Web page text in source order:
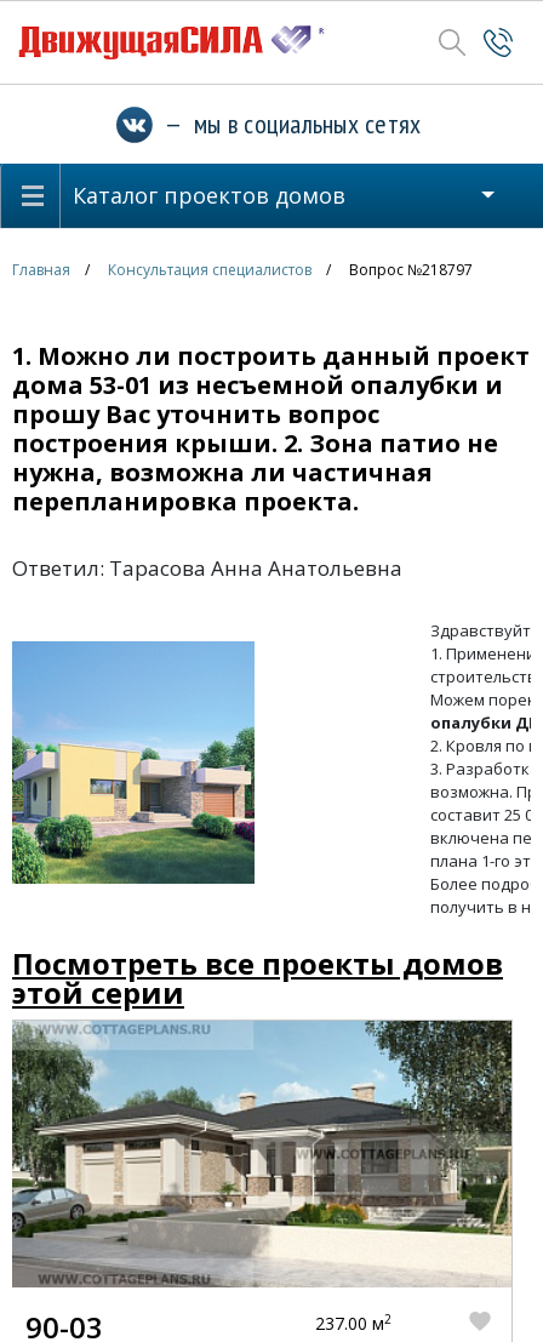
— мы в социальных сетях
Каталог проектов домов
Главная Консультация специалистов Вопрос №218797
1. Можно ли построить данный проект
дома 53-01 из несъемной опалубки и
прошу Вас уточнить вопрос
построения крыши. 2. Зона патио не
нужна, возможна ли частичная
перепланировка проекта.
Ответил: Тарасова Анна Анатольевна
1.
Можем
опалубки
2. Кровля по
3.
возможна.
составит 25
включена
плана 1-го
Более
получить в
Посмотреть все проекты домов
этой серии
90-03
237.00 м2